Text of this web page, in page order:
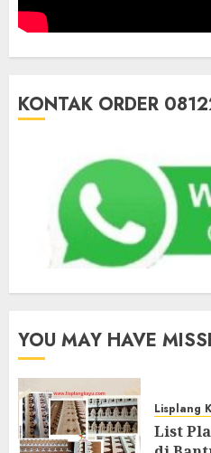
KONTAK ORDER
YOU MAY HAVE
Lisplang
List